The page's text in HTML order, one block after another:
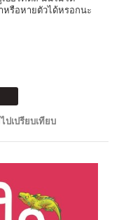
หรือหายตัวได้หรอกนะ
ปเปรียบเทียบ